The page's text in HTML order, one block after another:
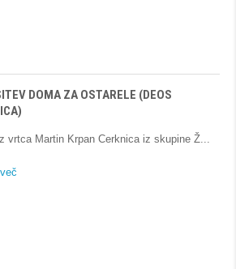
DOMA ZA OSTARELE (DEOS
vrtca Martin Krpan Cerknica iz skupine Ž